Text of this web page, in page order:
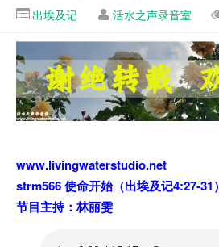
出埃及记 活水之声录音室
www.livingwaterstudio.net
strm566 使命开始（出埃及记4:27-31）
节目主持：林丽雯